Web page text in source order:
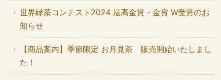
世界緑茶コンテスト2024 最高金賞・金賞 W受賞のお
知らせ
【商品案内】季節限定 お月見茶 販売開始いたしまし
た！